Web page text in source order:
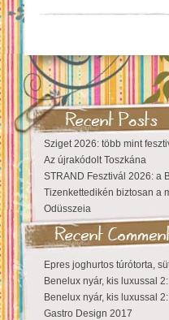
Sziget 2026: több mint
Az újrakódolt Toszkána
STRAND Fesztivál 2026: a
Tizenkettedikén biztosan a
Odüsszeia
Epres joghurtos túrótorta,
Benelux nyár, kis luxussal
Benelux nyár, kis luxussal
Gastro Design 2017